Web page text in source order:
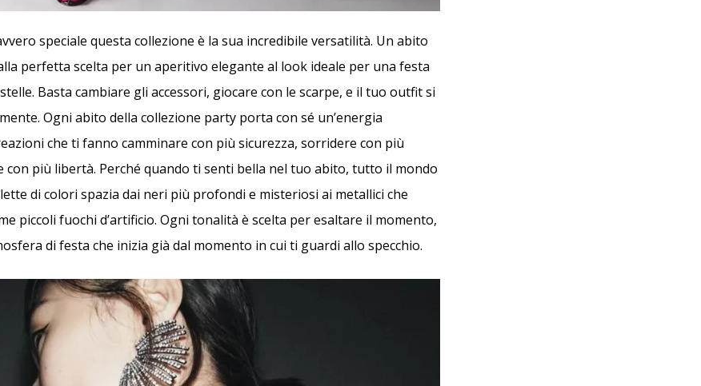
speciale questa collezione è la sua incredibile versatilità. Un abito
perfetta scelta per un aperitivo elegante al look ideale per una festa
Basta cambiare gli accessori, giocare con le scarpe, e il tuo outfit si
Ogni abito della collezione party porta con sé un’energia
che ti fanno camminare con più sicurezza, sorridere con più
con più libertà. Perché quando ti senti bella nel tuo abito, tutto il mondo
di colori spazia dai neri più profondi e misteriosi ai metallici che
piccoli fuochi d’artificio. Ogni tonalità è scelta per esaltare il momento,
di festa che inizia già dal momento in cui ti guardi allo specchio.